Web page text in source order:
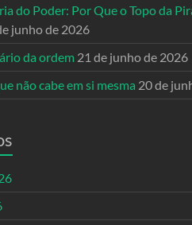
do Poder: Por Que o Topo da
junho de 2026
da ordem 21 de junho de 2026
não cabe em si mesma 20 de